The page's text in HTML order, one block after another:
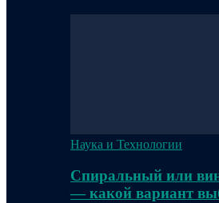
Наука и Технологии
Спиральный или
— какой вариант